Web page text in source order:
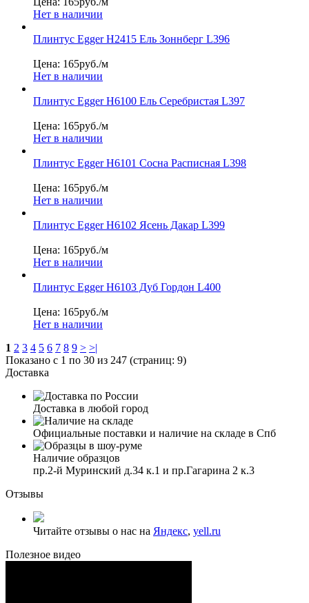
Нет в наличии
Плинтус Egger Н2415 Ель Зоннберг L396
Цена: 165руб./м
Нет в наличии
Плинтус Egger Н6100 Ель Серебристая L397
Цена: 165руб./м
Нет в наличии
Плинтус Egger Н6101 Сосна Расписная L398
Цена: 165руб./м
Нет в наличии
Плинтус Egger Н6102 Ясень Дакар L399
Цена: 165руб./м
Нет в наличии
Плинтус Egger Н6103 Дуб Гордон L400
Цена: 165руб./м
Нет в наличии
1 2 3 4 5 6 7 8 9 > >|
Показано с 1 по 30 из 247 (страниц: 9)
Доставка
Доставка в любой город
Официальные поставки и наличие на складе в Спб
Наличие образцов
пр.2-й Муринский д.34 к.1 и пр.Гагарина 2 к.3
Отзывы
Читайте отзывы о нас на Яндекс, yell.ru
Полезное видео